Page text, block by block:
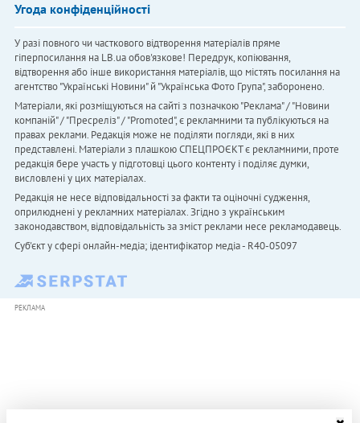
Угода конфіденційності
У разі повного чи часткового відтворення матеріалів пряме
гіперпосилання на LB.ua обов'язкове! Передрук, копіювання,
відтворення або інше використання матеріалів, що містять посилання на
агентство "Українськi Новини" й "Українська Фото Група", заборонено.
Матеріали, які розміщуються на сайті з позначкою "Реклама" / "Новини
компаній" / "Пресреліз" / "Promoted", є рекламними та публікуються на
правах реклами. Редакція може не поділяти погляди, які в них
представлені. Матеріали з плашкою СПЕЦПРОЄКТ є рекламними, проте
редакція бере участь у підготовці цього контенту і поділяє думки,
висловлені у цих матеріалах.
Редакція не несе відповідальності за факти та оціночні судження,
оприлюднені у рекламних матеріалах. Згідно з українським
законодавством, відповідальність за зміст реклами несе рекламодавець.
Cуб'єкт у сфері онлайн-медіа; ідентифікатор медіа - R40-05097
РЕКЛАМА